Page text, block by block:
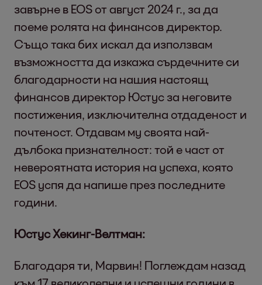
завърне в EOS от август 2024 г., за да
поеме ролята на финансов директор.
Също така бих искал да използвам
възможността да изкажа сърдечните си
благодарности на нашия настоящ
финансов директор Юстус за неговите
постижения, изключителна отдаденост и
почтеност. Отдавам му своята най-
дълбока признателност: той е част от
невероятната история на успеха, която
EOS успя да напише през последните
години.
Юстус Хекинг-Велтман:
Благодаря ти, Марвин! Поглеждам назад